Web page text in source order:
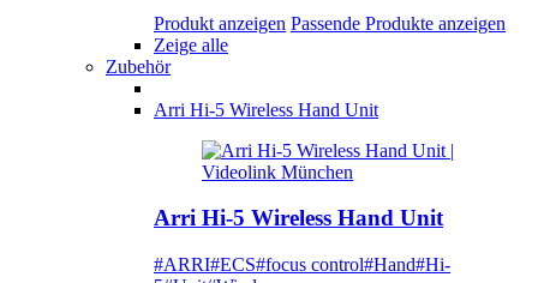
Produkt anzeigen Passende Produkte anzeigen
Zeige alle
Zubehör
Arri Hi-5 Wireless Hand Unit
Arri Hi-5 Wireless Hand Unit
#ARRI#ECS#focus control#Hand#Hi-